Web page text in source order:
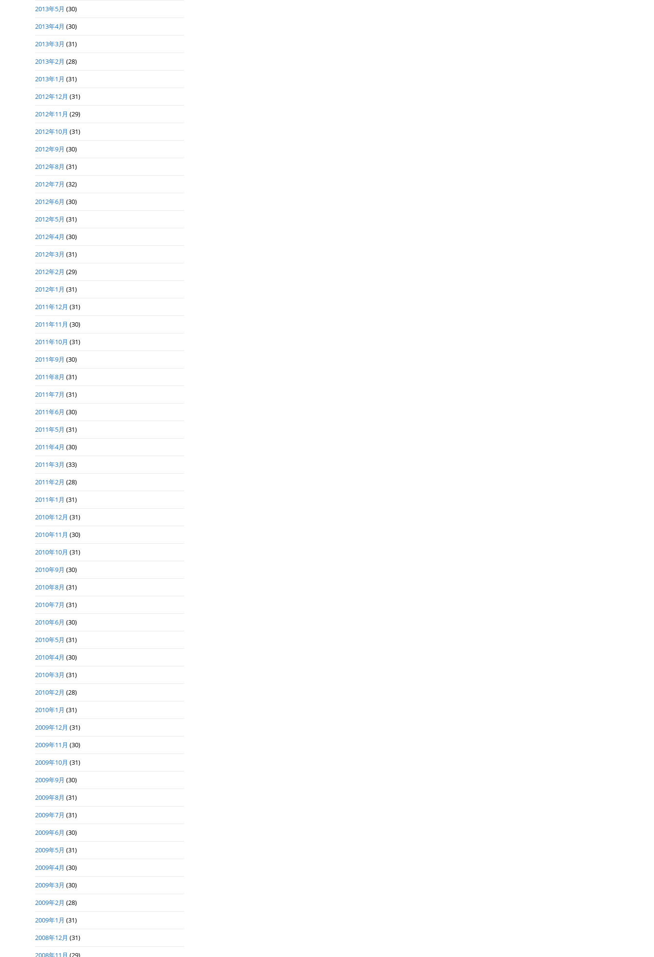
2013年5月 (30)
2013年4月 (30)
2013年3月 (31)
2013年2月 (28)
2013年1月 (31)
2012年12月 (31)
2012年11月 (29)
2012年10月 (31)
2012年9月 (30)
2012年8月 (31)
2012年7月 (32)
2012年6月 (30)
2012年5月 (31)
2012年4月 (30)
2012年3月 (31)
2012年2月 (29)
2012年1月 (31)
2011年12月 (31)
2011年11月 (30)
2011年10月 (31)
2011年9月 (30)
2011年8月 (31)
2011年7月 (31)
2011年6月 (30)
2011年5月 (31)
2011年4月 (30)
2011年3月 (33)
2011年2月 (28)
2011年1月 (31)
2010年12月 (31)
2010年11月 (30)
2010年10月 (31)
2010年9月 (30)
2010年8月 (31)
2010年7月 (31)
2010年6月 (30)
2010年5月 (31)
2010年4月 (30)
2010年3月 (31)
2010年2月 (28)
2010年1月 (31)
2009年12月 (31)
2009年11月 (30)
2009年10月 (31)
2009年9月 (30)
2009年8月 (31)
2009年7月 (31)
2009年6月 (30)
2009年5月 (31)
2009年4月 (30)
2009年3月 (30)
2009年2月 (28)
2009年1月 (31)
2008年12月 (31)
2008年11月 (29)